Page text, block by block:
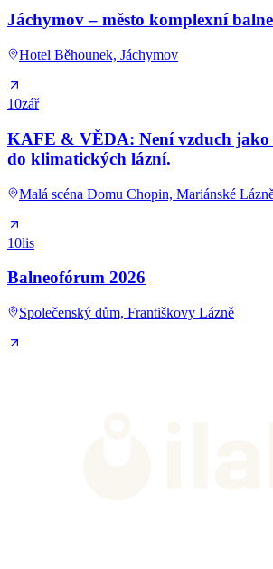
Jáchymov – město komplexní
Hotel Běhounek, Jáchymov
10zář
KAFE & VĚDA: Není vzduch jako
do klimatických lázní.
Malá scéna Domu Chopin, Mariánské
10lis
Balneofórum 2026
Společenský dům, Františkovy Lázně